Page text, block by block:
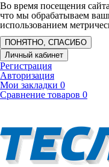
Во время посещения
что мы обрабатываем
использованием
ПОНЯТНО, СПАСИБО
Личный кабинет
Регистрация
Авторизация
Мои закладки 0
Сравнение товаров 0